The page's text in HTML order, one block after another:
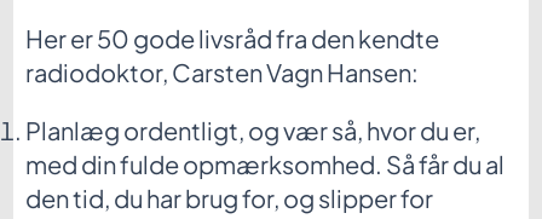
Her er 50 gode livsråd fra den kendte
radiodoktor, Carsten Vagn Hansen:
Planlæg ordentligt, og vær så, hvor du er,
med din fulde opmærksomhed. Så får du al
den tid, du har brug for, og slipper for